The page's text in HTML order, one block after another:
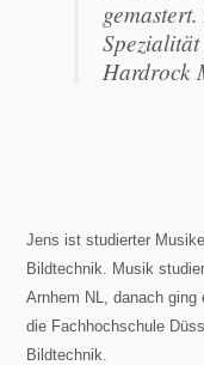
Test
Audio
Hardrock
Jens ist studierter
Bildtechnik. Musik
Arnhem NL, danach ging
die Fachhochschule
Bildtechnik.